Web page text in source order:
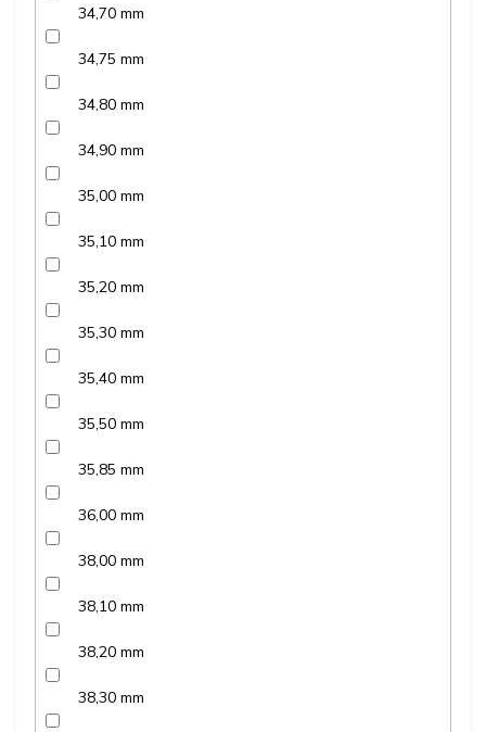
34,70 mm
34,75 mm
34,80 mm
34,90 mm
35,00 mm
35,10 mm
35,20 mm
35,30 mm
35,40 mm
35,50 mm
35,85 mm
36,00 mm
38,00 mm
38,10 mm
38,20 mm
38,30 mm